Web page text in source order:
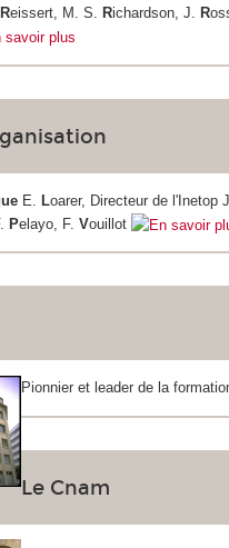
Reissert, M. S. Richardson, J. R
E.Loarer, Directeur de l'Inetop
Pelayo, F.Vouillot
Pionnier et leader de la
Le Cnam